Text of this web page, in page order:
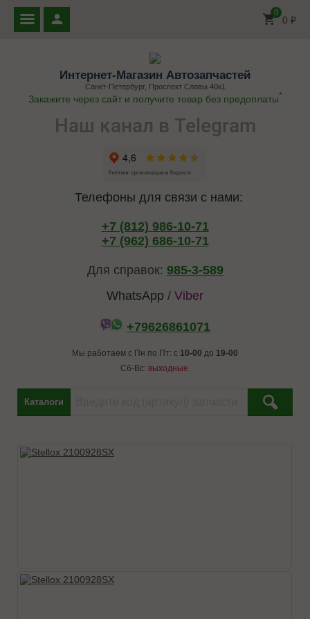
0
0 ₽
Интернет-Магазин Автозапчастей
Санкт-Петербург, Проспект Славы 40к1
Закажите через сайт и получите товар без предоплаты*
Наш канал в Telegram
Телефоны для связи с нами:
+7 (812) 986-10-71
+7 (962) 686-10-71
Для справок: 985-3-589
WhatsApp / Viber
+79626861071
Мы работаем с Пн по Пт: с 10-00 до 19-00
Сб-Вс: выходные.
Каталоги